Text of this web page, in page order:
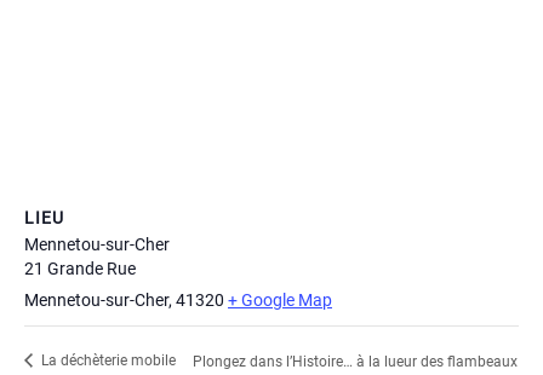
LIEU
Mennetou-sur-Cher
21 Grande Rue
Mennetou-sur-Cher, 41320 + Google Map
La déchèterie mobile
Plongez dans l’Histoire… à la lueur des flambeaux